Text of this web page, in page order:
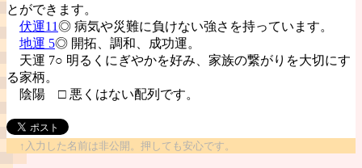
とができます。
伏運11◎ 病気や災難に負けない強さを持っています。
地運 5◎ 開拓、調和、成功運。
天運 7○ 明るくにぎやかを好み、家族の繋がりを大切にす
る家柄。
陰陽 □ 悪くはない配列です。
↑入力した名前は非公開。押しても安心です。